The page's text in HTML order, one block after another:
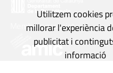
Utilitzem cookies
millorar l'experiència
publicitat i
informació
Membres associats: